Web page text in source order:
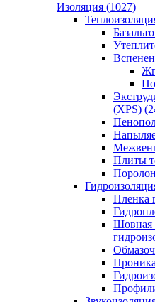
Изоляция (1027)
(XPS)
Плиты
Пленка
Шовная